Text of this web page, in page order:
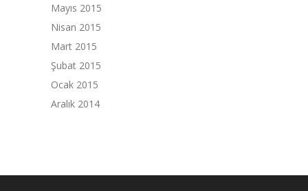
Mayıs 2015
Nisan 2015
Mart 2015
Şubat 2015
Ocak 2015
Aralık 2014